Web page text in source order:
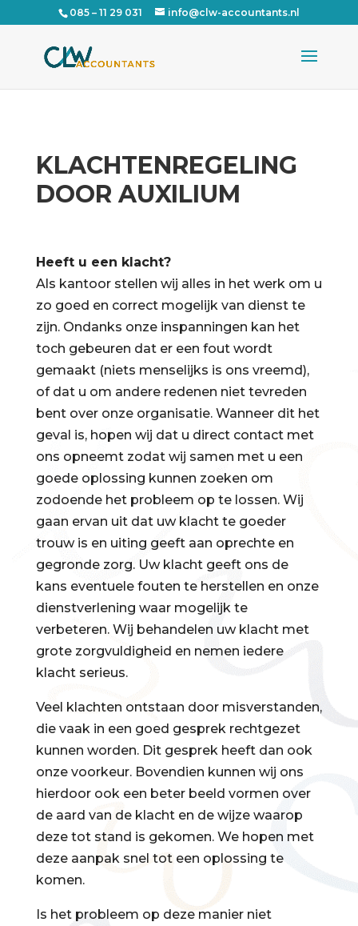
085 – 11 29 031 info@clw-accountants.nl
KLACHTENREGELING
DOOR AUXILIUM
Heeft u een klacht?
Als kantoor stellen wij alles in het werk om u
zo goed en correct mogelijk van dienst te
zijn. Ondanks onze inspanningen kan het
toch gebeuren dat er een fout wordt
gemaakt (niets menselijks is ons vreemd),
of dat u om andere redenen niet tevreden
bent over onze organisatie. Wanneer dit het
geval is, hopen wij dat u direct contact met
ons opneemt zodat wij samen met u een
goede oplossing kunnen zoeken om
zodoende het probleem op te lossen. Wij
gaan ervan uit dat uw klacht te goeder
trouw is en uiting geeft aan oprechte en
gegronde zorg. Uw klacht geeft ons de
kans eventuele fouten te herstellen en onze
dienstverlening waar mogelijk te
verbeteren. Wij behandelen uw klacht met
grote zorgvuldigheid en nemen iedere
klacht serieus.
Veel klachten ontstaan door misverstanden,
die vaak in een goed gesprek rechtgezet
kunnen worden. Dit gesprek heeft dan ook
onze voorkeur. Bovendien kunnen wij ons
hierdoor ook een beter beeld vormen over
de aard van de klacht en de wijze waarop
deze tot stand is gekomen. We hopen met
deze aanpak snel tot een oplossing te
komen.
Is het probleem op deze manier niet